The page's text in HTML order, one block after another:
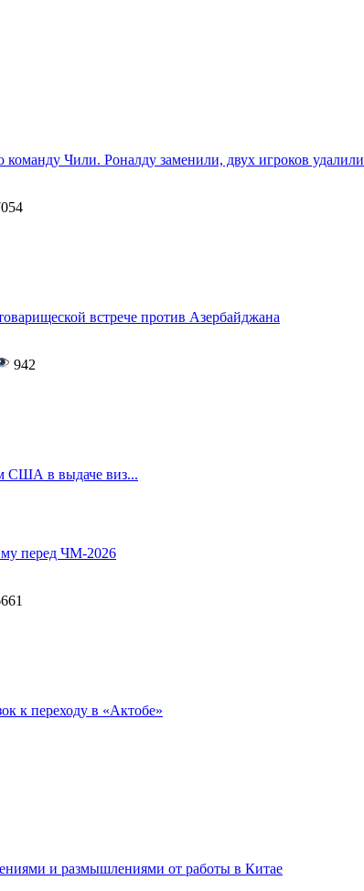
Чили. Роналду заменили, двух игроков удалили
встрече против Азербайджана
942
США в выдаче виз...
перед ЧМ-2026
к переходу в «Актобе»
и размышлениями от работы в Китае